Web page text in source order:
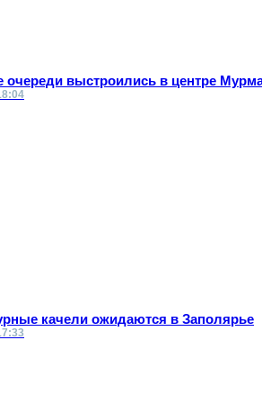
выстроились в центре
качели ожидаются в Заполярье